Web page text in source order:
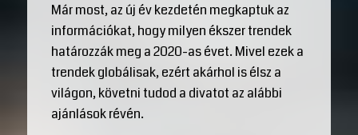
Már most, az új év kezdetén megkaptuk az
információkat, hogy milyen ékszer trendek
határozzák meg a 2020-as évet. Mivel ezek a
trendek globálisak, ezért akárhol is élsz a
világon, követni tudod a divatot az alábbi
ajánlások révén.